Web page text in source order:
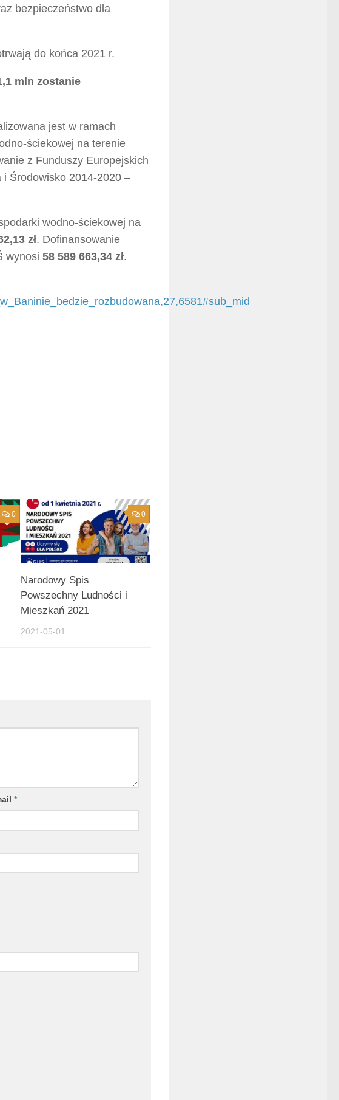
bezpieczeństwo dla
do końca 2021 r.
mln zostanie
jest w ramach
ściekowej na terenie
z Funduszy Europejskich
Środowisko 2014-2020 –
wodno-ściekowej na
zł. Dofinansowanie
wynosi 58 589 663,34 zł.
0 0
Narodowy Spis
Powszechny Ludności i
Mieszkań 2021
2021-05-01
*